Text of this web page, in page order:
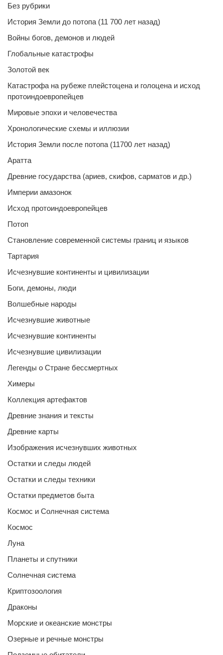
Без рубрики
История Земли до потопа (11 700 лет назад)
Войны богов, демонов и людей
Глобальные катастрофы
Золотой век
Катастрофа на рубеже плейстоцена и голоцена и исход
протоиндоевропейцев
Мировые эпохи и человечества
Хронологические схемы и иллюзии
История Земли после потопа (11700 лет назад)
Аратта
Древние государства (ариев, скифов, сарматов и др.)
Империи амазонок
Исход протоиндоевропейцев
Потоп
Становление современной системы границ и языков
Тартария
Исчезнувшие континенты и цивилизации
Боги, демоны, люди
Волшебные народы
Исчезнувшие животные
Исчезнувшие континенты
Исчезнувшие цивилизации
Легенды о Стране бессмертных
Химеры
Коллекция артефактов
Древние знания и тексты
Древние карты
Изображения исчезнувших животных
Остатки и следы людей
Остатки и следы техники
Остатки предметов быта
Космос и Солнечная система
Космос
Луна
Планеты и спутники
Солнечная система
Криптозоология
Драконы
Морские и океанские монстры
Озерные и речные монстры